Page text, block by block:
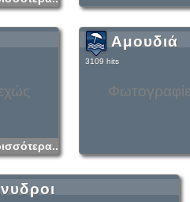
Αμουδιά
3109 hits